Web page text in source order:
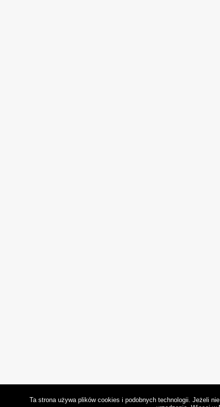
Ta strona używa plików cookies i podobnych technologii. Jeżeli